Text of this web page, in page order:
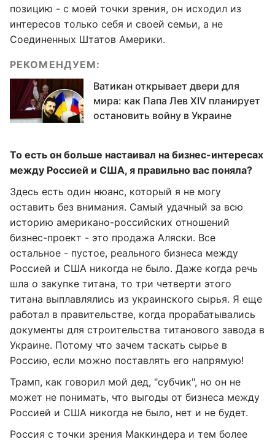
позицию - с моей точки зрения, он исходил из
интересов только себя и своей семьи, а не
Соединенных Штатов Америки.
РЕКОМЕНДУЕМ:
Ватикан открывает двери для
мира: как Папа Лев XIV планирует
остановить войну в Украине
То есть он больше настаивал на бизнес-интересах
между Россией и США, я правильно вас поняла?
Здесь есть один нюанс, который я не могу
оставить без внимания. Самый удачный за всю
историю американо-российских отношений
бизнес-проект - это продажа Аляски. Все
остальное - пустое, реального бизнеса между
Россией и США никогда не было. Даже когда речь
шла о закупке титана, то три четверти этого
титана выплавлялись из украинского сырья. Я еще
работал в правительстве, когда прорабатывались
документы для строительства титанового завода в
Украине. Потому что зачем таскать сырье в
Россию, если можно поставлять его напрямую!
Трамп, как говорил мой дед, "субчик", но он не
может не понимать, что выгоды от бизнеса между
Россией и США никогда не было, нет и не будет.
Россия с точки зрения Маккиндера и тем более